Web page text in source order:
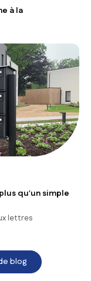
à la
qu'un simple
lettres
blog